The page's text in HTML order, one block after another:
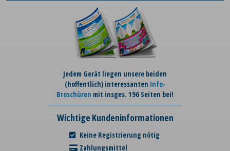
Jedem Gerät liegen unsere beiden
(hoffentlich) interessanten Info-
Broschüren mit insges. 196 Seiten bei!
Wichtige Kundeninformationen
Keine Registrierung nötig
Zahlungsmittel